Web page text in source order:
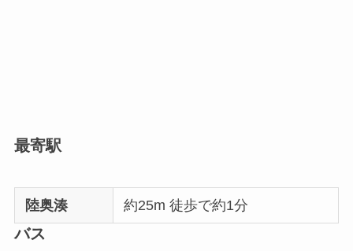
最寄駅
陸奥湊 約25m 徒歩で約1分
バス